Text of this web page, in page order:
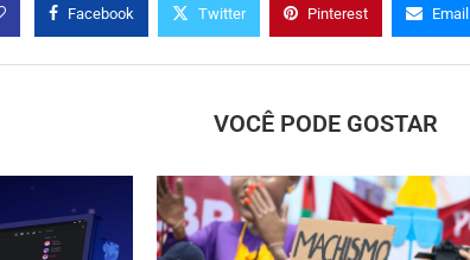
Facebook Twitter Pinterest Email
VOCÊ PODE GOSTAR